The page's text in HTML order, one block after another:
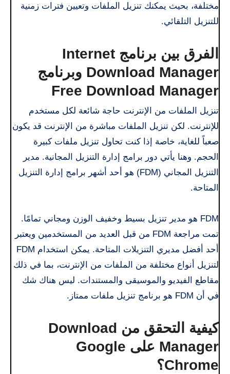
مختلفة، بحيث يمكنك تنزيل الملفات وتعيين فترات زمنية
للتنزيل التلقائي.
الفرق بين برنامج Internet
Download Manager وبرنامج
Free Download Manager
تنزيل الملفات من الإنترنت حاجة شائعة لكل مستخدم
للإنترنت. لكن تنزيل الملفات مباشرة من الإنترنت قد يكون
صعباً للغاية، خاصة إذا كنت تحاول تنزيل ملفات كبيرة
الحجم. وهنا يأتي دور برامج إدارة التنزيل المجانية. مدير
التنزيل المجاني (FDM) هو أحد أشهر برامج إدارة التنزيل
المتاحة.
FDM هو مدير تنزيل بسيط وخفيف الوزن ومجاني تمامًا.
تمت مراجعة FDM من قبل العديد من المستخدمين ويعتبر
أحد أفضل مديري التنزيلات المتاحة. يمكن استخدام FDM
لتنزيل أنواع مختلفة من الملفات من الإنترنت، بما في ذلك
مقاطع الفيديو والموسيقى والمستندات. ليس هناك شك
في أن FDM هو برنامج تنزيل ملفات ممتاز.
كيفية التحقق من Download
Manager على Google
Chrome؟